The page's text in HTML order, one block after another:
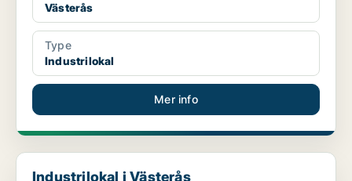
Västerås
Type
Industrilokal
Mer info
Industrilokal i Västerås
Industrilokal i Västerås